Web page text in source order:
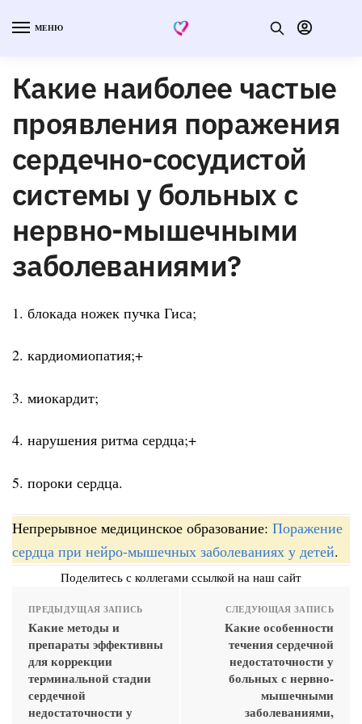
МЕНЮ
Какие наиболее частые
проявления поражения
сердечно-сосудистой
системы у больных с
нервно-мышечными
заболеваниями?
1. блокада ножек пучка Гиса;
2. кардиомиопатия;+
3. миокардит;
4. нарушения ритма сердца;+
5. пороки сердца.
Непрерывное медицинское образование: Поражение
сердца при нейро-мышечных заболеваниях у детей.
Поделитесь с коллегами ссылкой на наш сайт
ПРЕДЫДУЩАЯ ЗАПИСЬ
Какие методы и
препараты эффективны
для коррекции
терминальной стадии
сердечной
недостаточности у
СЛЕДУЮЩАЯ ЗАПИСЬ
Какие особенности
течения сердечной
недостаточности у
больных с нервно-
мышечными
заболеваниями,